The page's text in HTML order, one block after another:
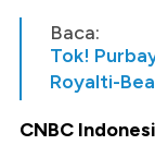
Baca:
Tok!
Royalti-
CNBC